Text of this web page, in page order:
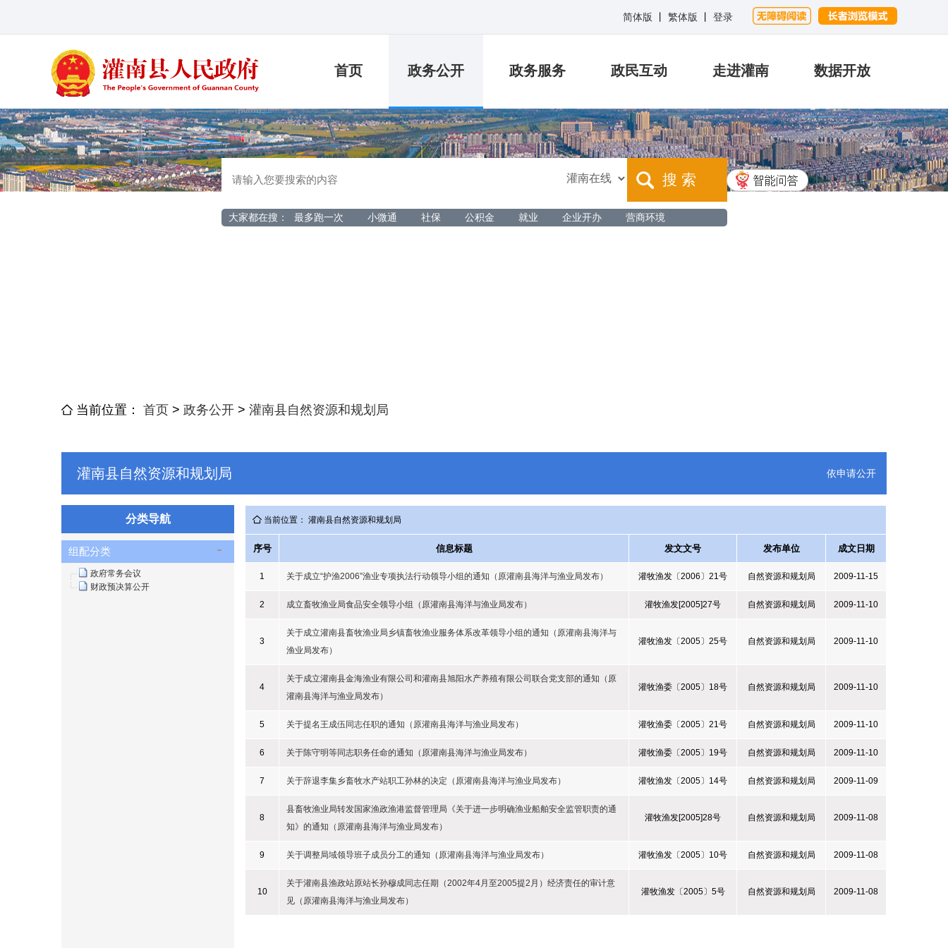
简体版 繁体版 登录
首页 政务公开 政务服务 政民互动 走进灌南 数据开放
搜 索
大家都在搜： 最多跑一次 小微通 社保 公积金 就业 企业开办 营商环境
当前位置： 首页 > 政务公开 > 灌南县自然资源和规划局
灌南县自然资源和规划局 依申请公开
分类导航
组配分类
政府常务会议
财政预决算公开
当前位置： 灌南县自然资源和规划局
序号 信息标题 发文文号 发布单位 成文日期
1 关于成立“护渔2006”渔业专项执法行动领导小组的通知（原灌南县海洋与渔业局发布） 灌牧渔发〔2006〕21号 自然资源和规划局 2009-11-15
2 成立畜牧渔业局食品安全领导小组（原灌南县海洋与渔业局发布） 灌牧渔发[2005]27号 自然资源和规划局 2009-11-10
3
关于成立灌南县畜牧渔业局乡镇畜牧渔业服务体系改革领导小组的通知（原灌南县海洋与
渔业局发布）
灌牧渔发〔2005〕25号 自然资源和规划局 2009-11-10
4
关于成立灌南县金海渔业有限公司和灌南县旭阳水产养殖有限公司联合党支部的通知（原
灌南县海洋与渔业局发布）
灌牧渔委〔2005〕18号 自然资源和规划局 2009-11-10
5 关于提名王成伍同志任职的通知（原灌南县海洋与渔业局发布） 灌牧渔委〔2005〕21号 自然资源和规划局 2009-11-10
6 关于陈守明等同志职务任命的通知（原灌南县海洋与渔业局发布） 灌牧渔委〔2005〕19号 自然资源和规划局 2009-11-10
7 关于辞退李集乡畜牧水产站职工孙林的决定（原灌南县海洋与渔业局发布） 灌牧渔发〔2005〕14号 自然资源和规划局 2009-11-09
8
县畜牧渔业局转发国家渔政渔港监督管理局《关于进一步明确渔业船舶安全监管职责的通
知》的通知（原灌南县海洋与渔业局发布）
灌牧渔发[2005]28号 自然资源和规划局 2009-11-08
9 关于调整局域领导班子成员分工的通知（原灌南县海洋与渔业局发布） 灌牧渔发〔2005〕10号 自然资源和规划局 2009-11-08
10
关于灌南县渔政站原站长孙穆成同志任期（2002年4月至2005提2月）经济责任的审计意
见（原灌南县海洋与渔业局发布）
灌牧渔发〔2005〕5号 自然资源和规划局 2009-11-08